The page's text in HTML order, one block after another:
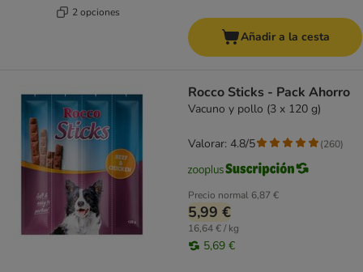
2 opciones
Añadir a la cesta
Rocco Sticks - Pack Ahorro
Vacuno y pollo (3 x 120 g)
Precio normal 6,87 €
5,99 €
16,64 € / kg
5,69 €
Valorar: 4.8/5 (260)